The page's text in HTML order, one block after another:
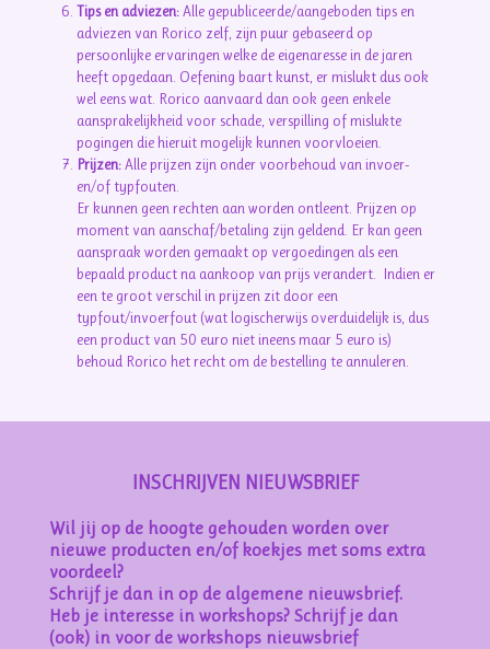
Tips en adviezen:Alle gepubliceerde/aangeboden tips en
adviezen van Rorico zelf, zijn puur gebaseerd op
persoonlijke ervaringen welke de eigenaresse in de jaren
heeft opgedaan. Oefening baart kunst, er mislukt dus ook
wel eens wat. Rorico aanvaard dan ook geen enkele
aansprakelijkheid voor schade, verspilling of mislukte
pogingen die hieruit mogelijk kunnen voorvloeien.
Prijzen:Alle prijzen zijn onder voorbehoud van invoer-
en/of typfouten.
Er kunnen geen rechten aan worden ontleent. Prijzen op
moment van aanschaf/betaling zijn geldend. Er kan geen
aanspraak worden gemaakt op vergoedingen als een
bepaald product na aankoop van prijs verandert. Indien er
een te groot verschil in prijzen zit door een
typfout/invoerfout (wat logischerwijs overduidelijk is, dus
een product van 50 euro niet ineens maar 5 euro is)
behoud Rorico het recht om de bestelling te annuleren.
INSCHRIJVEN NIEUWSBRIEF
Wil jij op de hoogte gehouden worden over
nieuwe producten en/of koekjes met soms extra
voordeel?
Schrijf je dan in op de algemene nieuwsbrief.
Heb je interesse in workshops? Schrijf je dan
(ook) in voor de workshops nieuwsbrief